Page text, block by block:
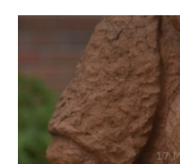
17